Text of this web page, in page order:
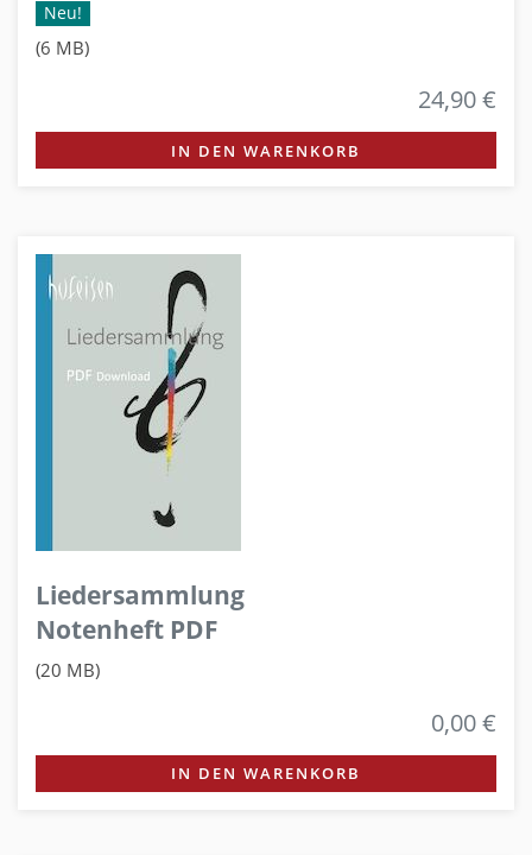
Neu!
(6 MB)
24,90 €
IN DEN WARENKORB
Liedersammlung
Notenheft PDF
(20 MB)
0,00 €
IN DEN WARENKORB